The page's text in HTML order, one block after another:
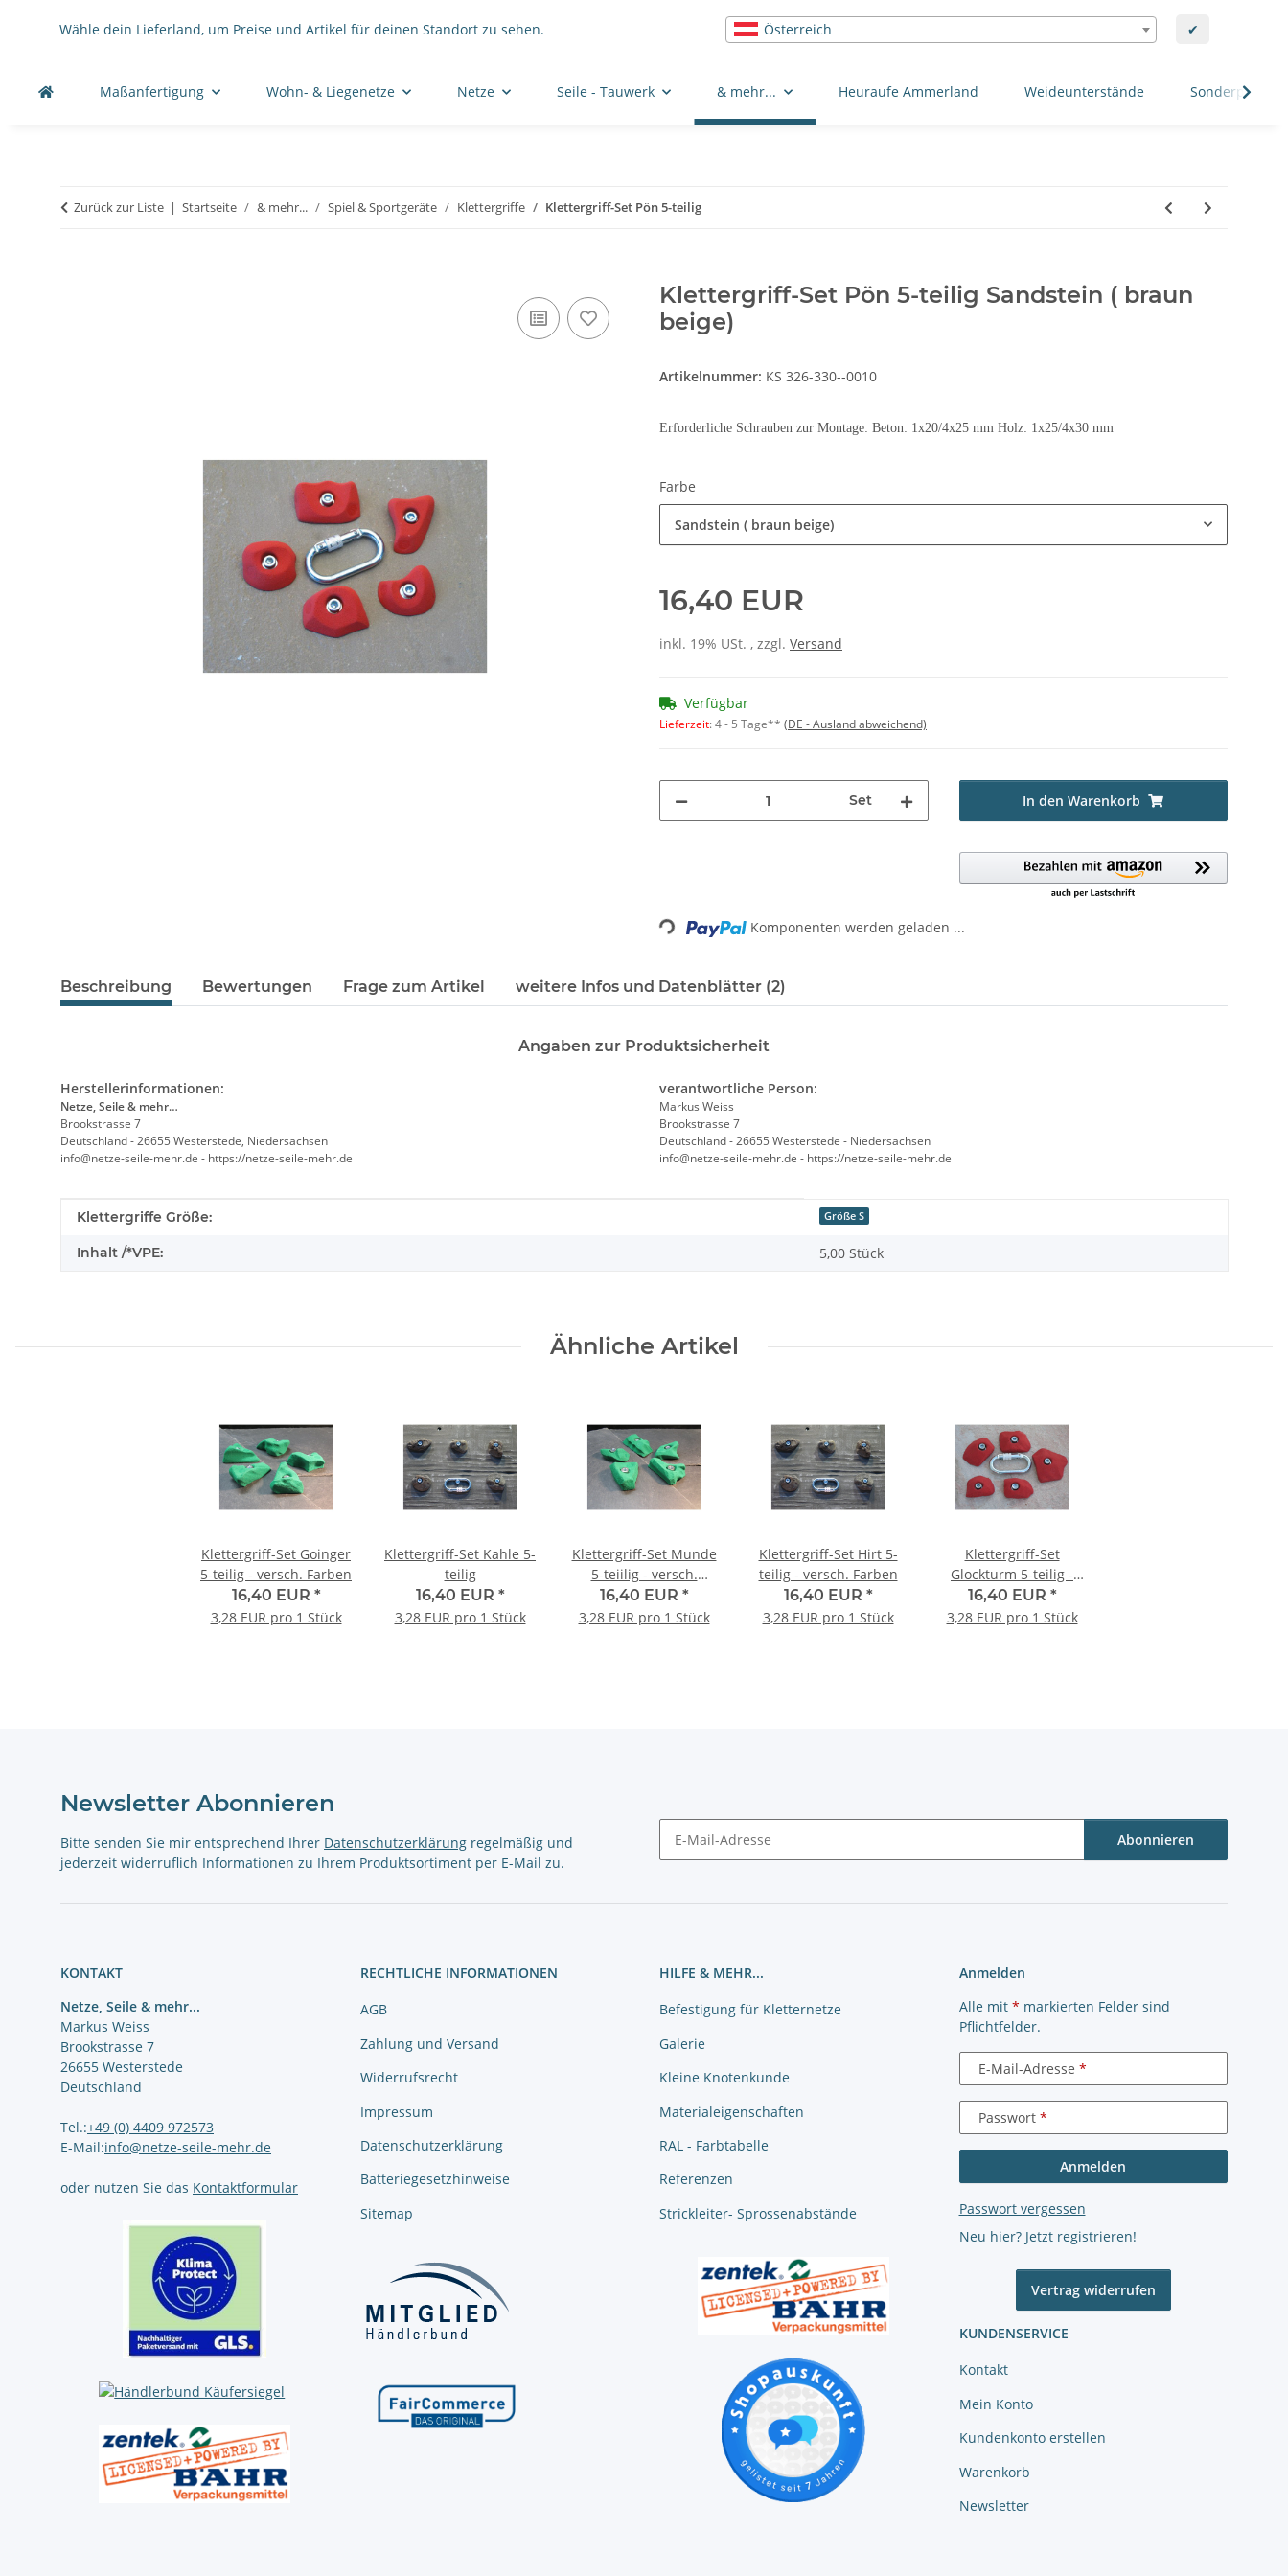
Wähle dein Lieferland, um Preise und Artikel für deinen Standort zu sehen. Österreich ✔
Maßanfertigung Wohn- & Liegenetze Netze Seile - Tauwerk & mehr... Heuraufe Ammerland Weideunterstände Sonderposten
Zurück zur Liste Startseite & mehr... Spiel & Sportgeräte Klettergriffe Klettergriff-Set Pön 5-teilig
Klettergriff-Set Pön 5-teilig Sandstein ( braun
beige)
Artikelnummer: KS 326-330--0010
Erforderliche Schrauben zur Montage: Beton: 1x20/4x25 mm Holz: 1x25/4x30 mm
Farbe
Sandstein ( braun beige)
16,40 EUR
inkl. 19% USt. , zzgl. Versand
Verfügbar
Lieferzeit:4 - 5 Tage** (DE - Ausland abweichend)
Set In den Warenkorb
Loading... Komponenten werden geladen ...
Beschreibung Bewertungen Frage zum Artikel weitere Infos und Datenblätter (2)
Angaben zur Produktsicherheit
Herstellerinformationen:
Netze, Seile & mehr…
Brookstrasse 7
Deutschland - 26655 Westerstede, Niedersachsen
info@netze-seile-mehr.de - https://netze-seile-mehr.de
verantwortliche Person:
Markus Weiss
Brookstrasse 7
Deutschland - 26655 Westerstede - Niedersachsen
info@netze-seile-mehr.de - https://netze-seile-mehr.de
Produkteigenschaft
Wert
Klettergriffe Größe: Größe S
Inhalt /*VPE: 5,00 Stück
Ähnliche Artikel
Klettergriff-Set Goinger
5-teilig - versch. Farben
16,40 EUR *
3,28 EUR pro 1 Stück
Klettergriff-Set Kahle 5-
teilig
16,40 EUR *
3,28 EUR pro 1 Stück
Klettergriff-Set Munde
5-teiilig - versch.
Farben
16,40 EUR *
3,28 EUR pro 1 Stück
Klettergriff-Set Hirt 5-
teilig - versch. Farben
16,40 EUR *
3,28 EUR pro 1 Stück
Klettergriff-Set
Glockturm 5-teilig -
versch. Farben
16,40 EUR *
3,28 EUR pro 1 Stück
Newsletter Abonnieren
Bitte senden Sie mir entsprechend Ihrer Datenschutzerklärung regelmäßig und
jederzeit widerruflich Informationen zu Ihrem Produktsortiment per E-Mail zu.
Abonnieren
KONTAKT
Netze, Seile & mehr...
Markus Weiss
Brookstrasse 7
26655 Westerstede
Deutschland
Tel.:+49 (0) 4409 972573
E-Mail:info@netze-seile-mehr.de
oder nutzen Sie das Kontaktformular
RECHTLICHE INFORMATIONEN
AGB
Zahlung und Versand
Widerrufsrecht
Impressum
Datenschutzerklärung
Batteriegesetzhinweise
Sitemap
HILFE & MEHR...
Befestigung für Kletternetze
Galerie
Kleine Knotenkunde
Materialeigenschaften
RAL - Farbtabelle
Referenzen
Strickleiter- Sprossenabstände
Anmelden
Alle mit * markierten Felder sind
Pflichtfelder.
E-Mail-Adresse
Passwort
Anmelden
Passwort vergessen
Neu hier? Jetzt registrieren!
Vertrag widerrufen
KUNDENSERVICE
Kontakt
Mein Konto
Kundenkonto erstellen
Warenkorb
Newsletter